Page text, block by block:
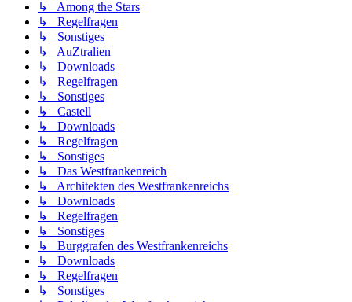
↳ Among the Stars
↳ Regelfragen
↳ Sonstiges
↳ AuZtralien
↳ Downloads
↳ Regelfragen
↳ Sonstiges
↳ Castell
↳ Downloads
↳ Regelfragen
↳ Sonstiges
↳ Das Westfrankenreich
↳ Architekten des Westfrankenreichs
↳ Downloads
↳ Regelfragen
↳ Sonstiges
↳ Burggrafen des Westfrankenreichs
↳ Downloads
↳ Regelfragen
↳ Sonstiges